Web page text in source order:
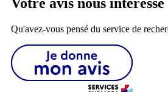
Qu'avez-vous pensé du service de